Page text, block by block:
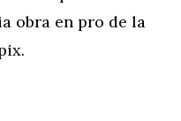
obra en pro de la